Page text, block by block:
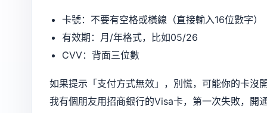
卡號：不要有空格或橫線（直接輸入16位數字）
有效期：月/年格式，比如05/26
CVV：背面三位數
如果提示「支付方式無效」，別慌，可能你的卡沒
我有個朋友用招商銀行的Visa卡，第一次失敗，開